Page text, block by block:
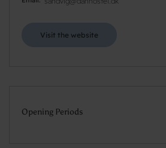
Visit the website
Opening Periods